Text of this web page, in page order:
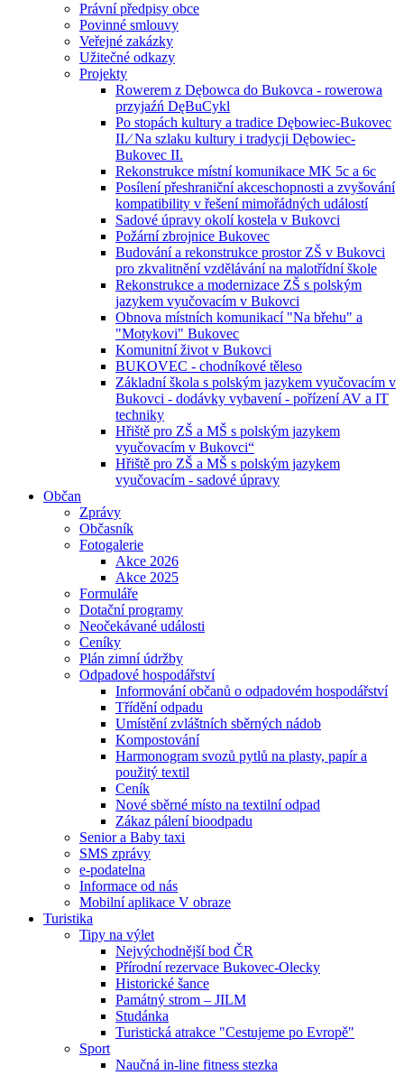
Právní předpisy obce
Povinné smlouvy
Veřejné zakázky
Užitečné odkazy
Projekty
Rowerem z Dębowca do Bukovca - rowerowa
przyjaźń DęBuCykl
Po stopách kultury a tradice Dębowiec-Bukovec
II.⁄ Na szlaku kultury i tradycji Dębowiec-
Bukovec II.
Rekonstrukce místní komunikace MK 5c a 6c
Posílení přeshraniční akceschopnosti a zvyšování
kompatibility v řešení mimořádných událostí
Sadové úpravy okolí kostela v Bukovci
Požární zbrojnice Bukovec
Budování a rekonstrukce prostor ZŠ v Bukovci
pro zkvalitnění vzdělávání na malotřídní škole
Rekonstrukce a modernizace ZŠ s polským
jazykem vyučovacím v Bukovci
Obnova místních komunikací "Na břehu" a
"Motykovi" Bukovec
Komunitní život v Bukovci
BUKOVEC - chodníkové těleso
Základní škola s polským jazykem vyučovacím v
Bukovci - dodávky vybavení - pořízení AV a IT
techniky
Hřiště pro ZŠ a MŠ s polským jazykem
vyučovacím v Bukovci“
Hřiště pro ZŠ a MŠ s polským jazykem
vyučovacím - sadové úpravy
Občan
Zprávy
Občasník
Fotogalerie
Akce 2026
Akce 2025
Formuláře
Dotační programy
Neočekávané události
Ceníky
Plán zimní údržby
Odpadové hospodářství
Informování občanů o odpadovém hospodářství
Třídění odpadu
Umístění zvláštních sběrných nádob
Kompostování
Harmonogram svozů pytlů na plasty, papír a
použitý textil
Ceník
Nové sběrné místo na textilní odpad
Zákaz pálení bioodpadu
Senior a Baby taxi
SMS zprávy
e-podatelna
Informace od nás
Mobilní aplikace V obraze
Turistika
Tipy na výlet
Nejvýchodnější bod ČR
Přírodní rezervace Bukovec-Olecky
Historické šance
Památný strom – JILM
Studánka
Turistická atrakce "Cestujeme po Evropě"
Sport
Naučná in-line fitness stezka